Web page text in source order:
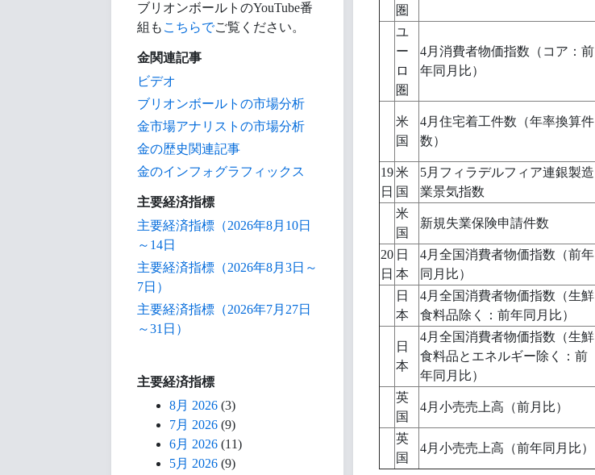
ブリオンボールトのYouTube番
組も こちらでご覧ください。
金関連記事
ビデオ
ブリオンボールトの市場分析
金市場アナリストの市場分析
金の歴史関連記事
金のインフォグラフィックス
主要経済指標
主要経済指標（2026年8月10日
～14日
主要経済指標（2026年8月3日～
7日）
主要経済指標（2026年7月27日
～31日）
主要経済指標
8月 2026 (3)
7月 2026 (9)
6月 2026 (11)
5月 2026 (9)
圏
ユ
ー
ロ
圏
4月消費者物価指数（コア：前
年同月比）
米
国
4月住宅着工件数（年率換算件
数）
19
日
米
国
5月フィラデルフィア連銀製造
業景気指数
米
国
新規失業保険申請件数
20
日
日
本
4月全国消費者物価指数（前年
同月比）
日
本
4月全国消費者物価指数（生鮮
食料品除く：前年同月比）
日
本
4月全国消費者物価指数（生鮮
食料品とエネルギー除く：前
年同月比）
英
国
4月小売売上高（前月比）
英
国
4月小売売上高（前年同月比）